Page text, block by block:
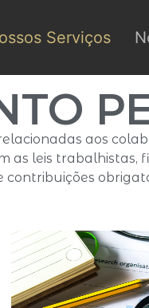
Serviços
aos
leis trabalhistas,
contribuições